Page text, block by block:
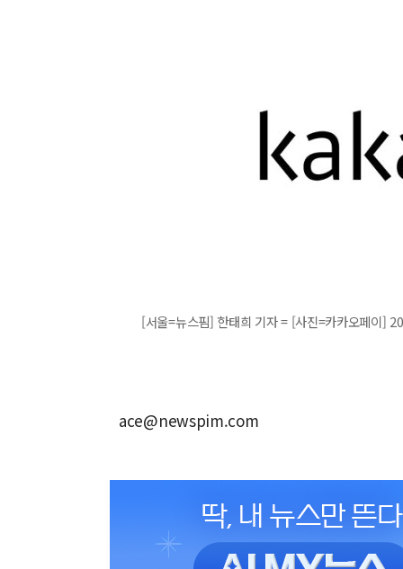
[서울=뉴스핌] 한태희 기자 = [사진=카카오페이
ace@newspim.com